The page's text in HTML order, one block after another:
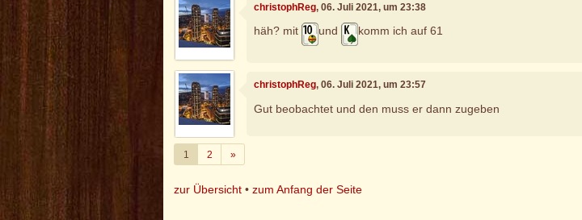
christophReg, 06. Juli 2021, um 23:38
häh? mit und komm ich auf 61
christophReg, 06. Juli 2021, um 23:57
Gut beobachtet und den muss er dann zugeben
1 2 »Weiter
zur Übersicht •zum Anfang der Seite